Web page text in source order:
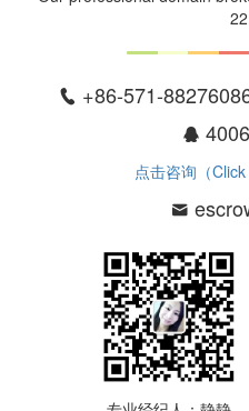
+86-571-
点击咨询（Click